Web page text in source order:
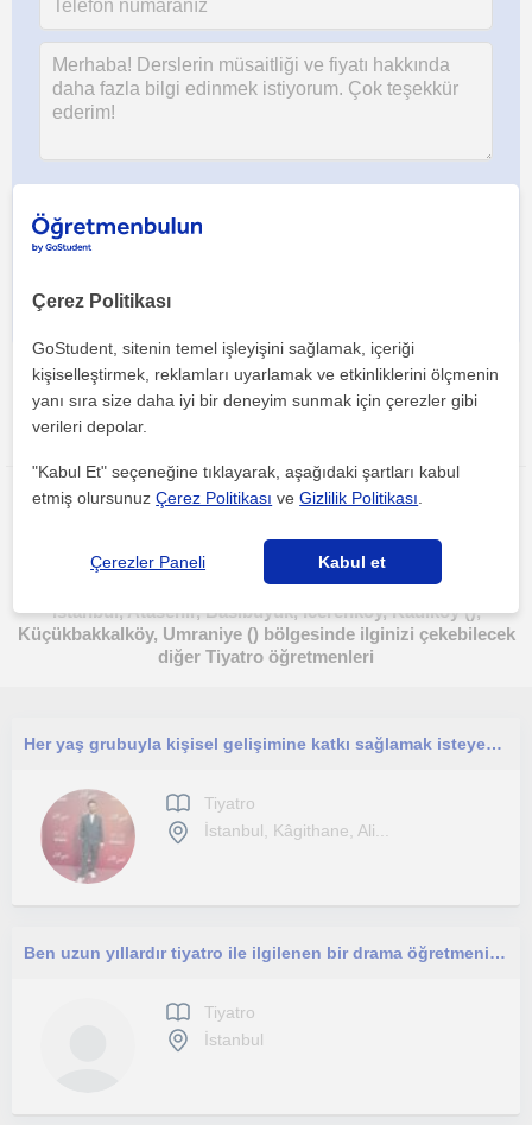
politikamızı
kabul etmiş olursunuz
Bu ilanı paylaş veya e-posta ile gönder
Istanbul, Atasehir, Basibuyuk, Icerenkoy, Kadiköy (),
Küçükbakkalköy, Umraniye () bölgesinde ilginizi çekebilecek
diğer Tiyatro öğretmenleri
Her yaş grubuyla kişisel gelişimine katkı sağlamak isteyen herkesi beklerim
Tiyatro
İstanbul, Kâgithane, Ali...
Ben uzun yıllardır tiyatro ile ilgilenen bir drama öğretmeniyim. Çocuk ve yetişkin drama eğitimi konusunda tecrübeye sahibim.
Tiyatro
İstanbul
Çerez Politikası
GoStudent, sitenin temel işleyişini sağlamak, içeriği
kişiselleştirmek, reklamları uyarlamak ve etkinliklerini ölçmenin
yanı sıra size daha iyi bir deneyim sunmak için çerezler gibi
verileri depolar.
"Kabul Et" seçeneğine tıklayarak, aşağıdaki şartları kabul
etmiş olursunuzÇerez Politikası veGizlilik Politikası
Çerezler Paneli Kabul et